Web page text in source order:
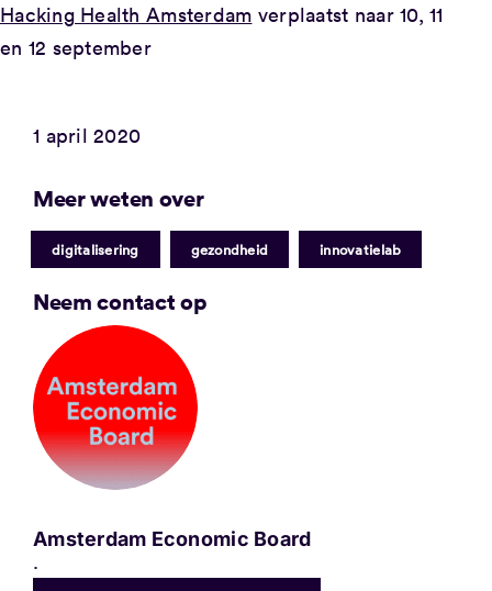
Hacking Health Amsterdam verplaatst naar 10, 11
en 12 september
1 april 2020
Meer weten over
digitalisering gezondheid innovatielab
Neem contact op
Amsterdam Economic Board
.